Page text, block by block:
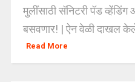
मुलींसाठी सॅनिटरी पॅड
बसवणार! | ऐन वेळी दाखल
Read More